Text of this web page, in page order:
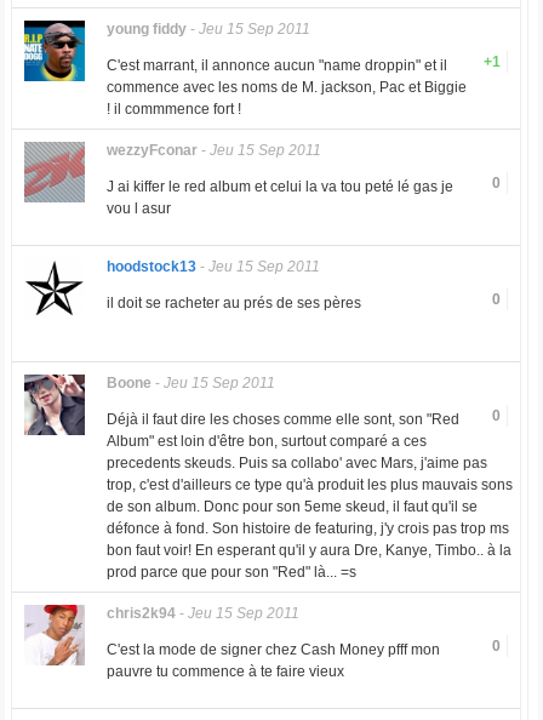
young fiddy- Jeu 15 Sep 2011
+1
C'est marrant, il annonce aucun "name droppin" et il
commence avec les noms de M. jackson, Pac et Biggie
! il commmence fort !
wezzyFconar- Jeu 15 Sep 2011
0
J ai kiffer le red album et celui la va tou peté lé gas je
vou l asur
hoodstock13- Jeu 15 Sep 2011
0
il doit se racheter au prés de ses pères
Boone - Jeu 15 Sep 2011
0
Déjà il faut dire les choses comme elle sont, son "Red
Album" est loin d'être bon, surtout comparé a ces
precedents skeuds. Puis sa collabo' avec Mars, j'aime pas
trop, c'est d'ailleurs ce type qu'à produit les plus mauvais sons
de son album. Donc pour son 5eme skeud, il faut qu'il se
défonce à fond. Son histoire de featuring, j'y crois pas trop ms
bon faut voir! En esperant qu'il y aura Dre, Kanye, Timbo.. à la
prod parce que pour son "Red" là... =s
chris2k94- Jeu 15 Sep 2011
0
C'est la mode de signer chez Cash Money pfff mon
pauvre tu commence à te faire vieux